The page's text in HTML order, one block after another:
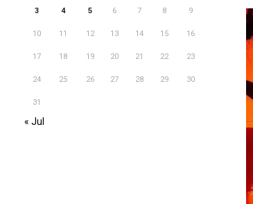
3 4 5 6 7 8 9
10 11 12 13 14 15 16
17 18 19 20 21 22 23
24 25 26 27 28 29 30
31
« Jul